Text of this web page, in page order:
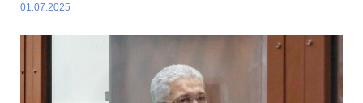
01.07.2025